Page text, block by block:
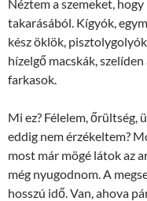
Néztem a szemeket,
takarásából. Kígyók,
kész öklök,
hízelgő macskák,
farkasok.
Mi ez? Félelem, őrültség,
eddig nem érzékeltem?
most már mögé látok az
még nyugodnom. A
hosszú idő. Van, ahova